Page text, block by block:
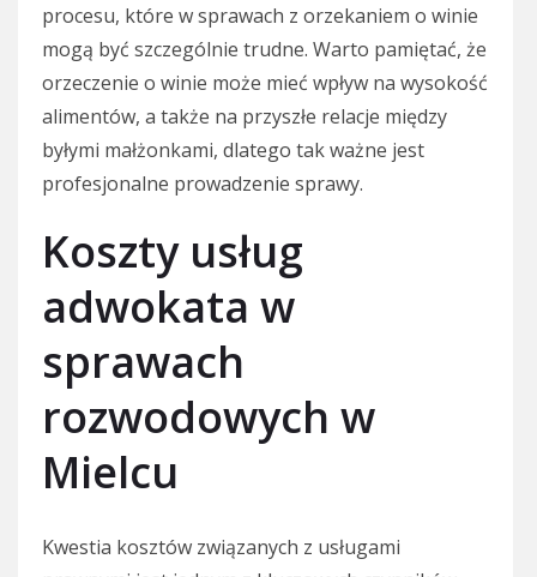
procesu, które w sprawach z orzekaniem o winie
mogą być szczególnie trudne. Warto pamiętać, że
orzeczenie o winie może mieć wpływ na wysokość
alimentów, a także na przyszłe relacje między
byłymi małżonkami, dlatego tak ważne jest
profesjonalne prowadzenie sprawy.
Koszty usług
adwokata w
sprawach
rozwodowych w
Mielcu
Kwestia kosztów związanych z usługami